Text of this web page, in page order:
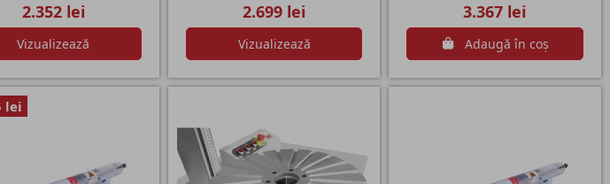
2.352 lei
Vizualizează
2.699 lei
Vizualizează
3.367 lei
Adaugă în coș
lei